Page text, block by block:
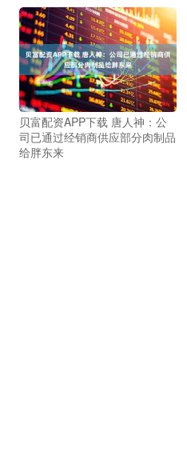
贝富配资APP下载 唐人神：公
司已通过经销商供应部分肉制品
给胖东来